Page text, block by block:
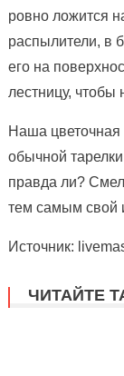
ровно ложится
распылители, в
его на
лестницу, чтобы
Наша цветочная
обычной
правда ли?
тем самым свой
Источник:
ЧИТАЙТЕ